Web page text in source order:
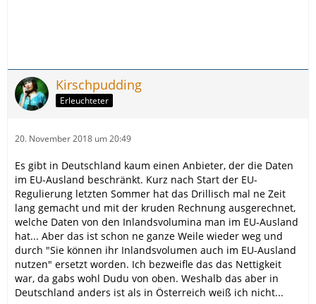
Kirschpudding
Erleuchteter
20. November 2018 um 20:49
Es gibt in Deutschland kaum einen Anbieter, der die Daten
im EU-Ausland beschränkt. Kurz nach Start der EU-
Regulierung letzten Sommer hat das Drillisch mal ne Zeit
lang gemacht und mit der kruden Rechnung ausgerechnet,
welche Daten von den Inlandsvolumina man im EU-Ausland
hat... Aber das ist schon ne ganze Weile wieder weg und
durch "Sie können ihr Inlandsvolumen auch im EU-Ausland
nutzen" ersetzt worden. Ich bezweifle das das Nettigkeit
war, da gabs wohl Dudu von oben. Weshalb das aber in
Deutschland anders ist als in Österreich weiß ich nicht...